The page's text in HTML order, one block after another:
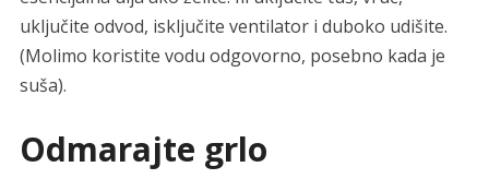
uključite odvod, isključite ventilator i duboko udišite.
(Molimo koristite vodu odgovorno, posebno kada je
suša).
Odmarajte grlo